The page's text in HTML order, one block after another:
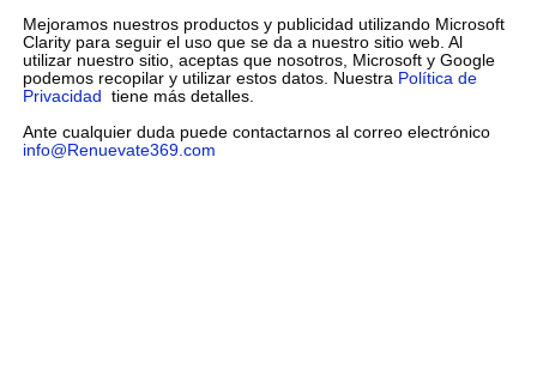
Mejoramos nuestros productos y publicidad utilizando Microsoft
Clarity para seguir el uso que se da a nuestro sitio web. Al
utilizar nuestro sitio, aceptas que nosotros, Microsoft y Google
podemos recopilar y utilizar estos datos. Nuestra Política de
Privacidad tiene más detalles.
Ante cualquier duda puede contactarnos al correo electrónico
info@Renuevate369.com